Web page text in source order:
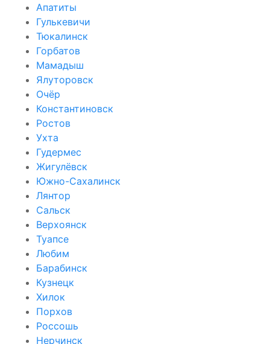
Апатиты
Гулькевичи
Тюкалинск
Горбатов
Мамадыш
Ялуторовск
Очёр
Константиновск
Ростов
Ухта
Гудермес
Жигулёвск
Южно-Сахалинск
Лянтор
Сальск
Верхоянск
Туапсе
Любим
Барабинск
Кузнецк
Хилок
Порхов
Россошь
Нерчинск